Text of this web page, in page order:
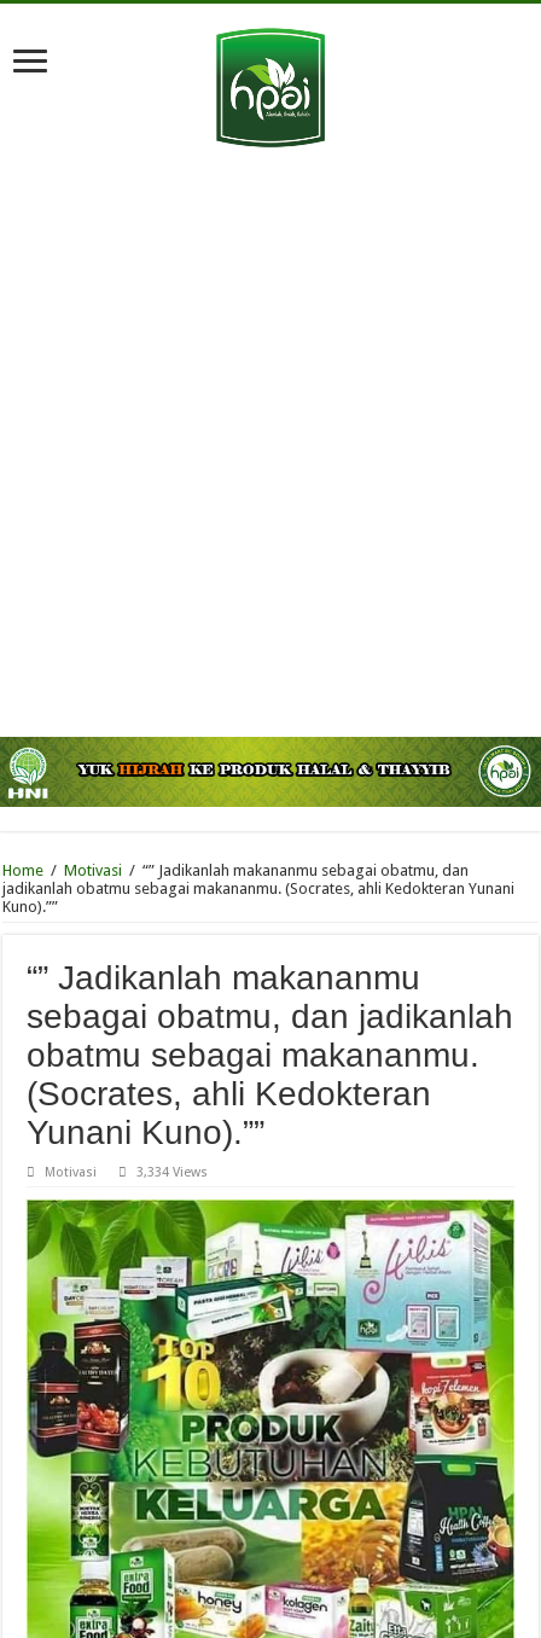
Home / Motivasi / “” Jadikanlah makananmu sebagai obatmu, dan
jadikanlah obatmu sebagai makananmu. (Socrates, ahli Kedokteran Yunani
Kuno).””
“” Jadikanlah makananmu
sebagai obatmu, dan jadikanlah
obatmu sebagai makananmu.
(Socrates, ahli Kedokteran
Yunani Kuno).””
Motivasi 3,334 Views